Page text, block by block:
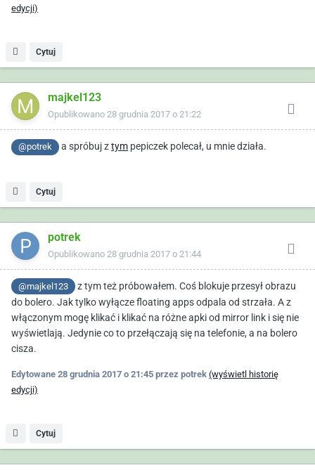
edycji)
Cytuj
majkel123
Opublikowano 28 grudnia 2017 o 21:22
@potrek a spróbuj ztym pepiczek polecał, u mnie działa.
Cytuj
potrek
Opublikowano 28 grudnia 2017 o 21:44
@majkel123
z tym też próbowałem. Coś blokuje przesył obrazu
do bolero. Jak tylko wyłącze floating apps odpala od strzała. A z
włączonym mogę klikać i klikać na różne apki od mirror link i się nie
wyświetlają. Jedynie co to przełączają się na telefonie, a na bolero
cisza.
Edytowane 28 grudnia 2017 o 21:45 przez potrek (wyświetl historię
edycji)
Cytuj